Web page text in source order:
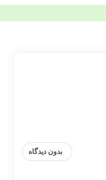
بدون دیدگاه